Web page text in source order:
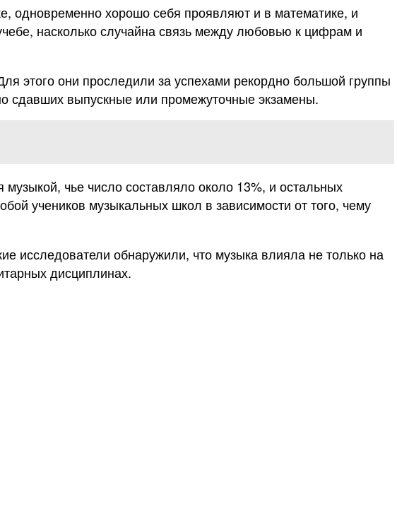
одновременно хорошо себя проявляют и в математике, и
насколько случайна связь между любовью к цифрам и
этого они проследили за успехами рекордно большой группы
сдавших выпускные или промежуточные экзамены.
чье число составляло около 13%, и остальных
учеников музыкальных школ в зависимости от того, чему
исследователи обнаружили, что музыка влияла не только на
дисциплинах.